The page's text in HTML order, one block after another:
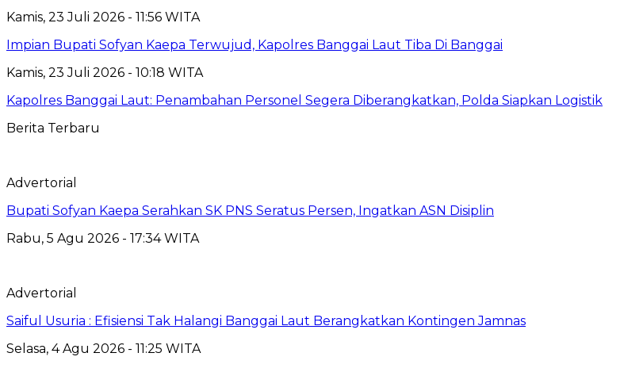
Kamis, 23 Juli 2026 - 11:56 WITA
Impian Bupati Sofyan Kaepa Terwujud, Kapolres Banggai Laut Tiba Di Banggai
Kamis, 23 Juli 2026 - 10:18 WITA
Kapolres Banggai Laut: Penambahan Personel Segera Diberangkatkan, Polda Siapkan Logistik
Berita Terbaru
Advertorial
Bupati Sofyan Kaepa Serahkan SK PNS Seratus Persen, Ingatkan ASN Disiplin
Rabu, 5 Agu 2026 - 17:34 WITA
Advertorial
Saiful Usuria : Efisiensi Tak Halangi Banggai Laut Berangkatkan Kontingen Jamnas
Selasa, 4 Agu 2026 - 11:25 WITA